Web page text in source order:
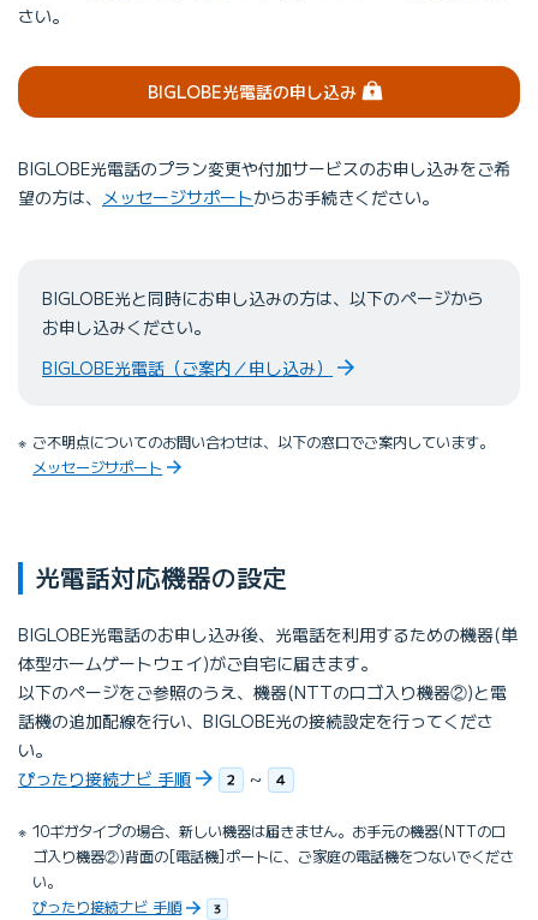
さい。
BIGLOBE光電話の申し込み（ログイン）
BIGLOBE光電話のプラン変更や付加サービスのお申し込みをご希
望の方は、 メッセージサポートからお手続きください。
BIGLOBE光と同時にお申し込みの方は、以下のページから
お申し込みください。
BIGLOBE光電話（ご案内／申し込み）
ご不明点についてのお問い合わせは、以下の窓口でご案内しています。
メッセージサポート
光電話対応機器の設定
BIGLOBE光電話のお申し込み後、光電話を利用するための機器(単
体型ホームゲートウェイ)がご自宅に届きます。
以下のページをご参照のうえ、機器(NTTのロゴ入り機器②)と電
話機の追加配線を行い、BIGLOBE光の接続設定を行ってくださ
い。
ぴったり接続ナビ 手順
~
10ギガタイプの場合、新しい機器は届きません。お手元の機器(NTTのロ
ゴ入り機器②)背面の[電話機]ポートに、ご家庭の電話機をつないでくださ
い。
ぴったり接続ナビ 手順